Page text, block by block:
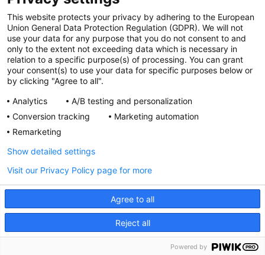
NASTĘPNY ARTYKUŁ
Polityka prywatności
Regulamin serwisu
Regulamin konkursu
Farmacja Play
Regulamin konkursu Lakcid
Regulamin konkursu Acard
Regulamin konkursu Biotebal
Regulamin konkursu Asmenol
Kontakt
PRODUKTY POLPHARMY
SOCIAL MEDIA
This website protects your privacy by adhering to the European
Union General Data Protection Regulation (GDPR). We will not
use your data for any purpose that you do not consent to and
only to the extent not exceeding data which is necessary in
relation to a specific purpose(s) of processing. You can grant
your consent(s) to use your data for specific purposes below or
by clicking "Agree to all".
Analytics
A/B testing and personalization
Conversion tracking
Marketing automation
Remarketing
Agree to all
Reject all
Show detailed settings
Visit our Privacy Policy page for more
Powered by